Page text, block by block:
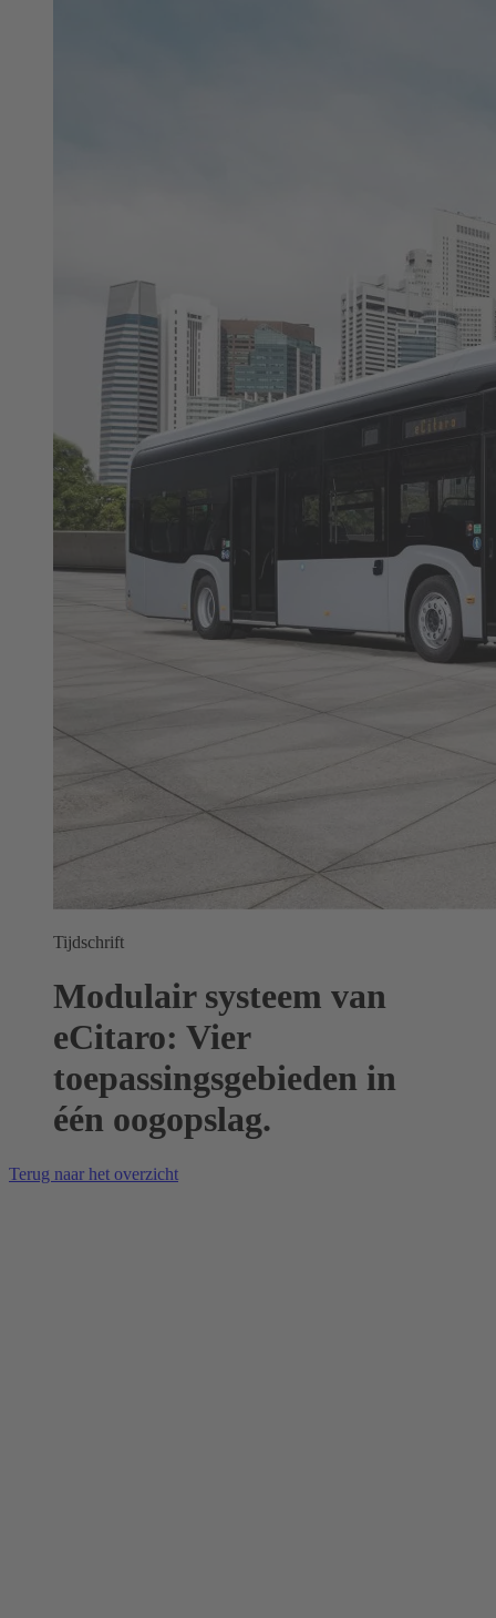
Tijdschrift
Modulair systeem van
eCitaro: Vier
toepassingsgebieden in
één oogopslag.
Terug naar het overzicht